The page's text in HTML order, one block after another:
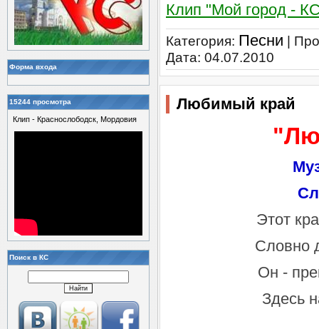
Форма входа
15244 просмотра
Клип - Краснослободск, Мордовия
Поиск в КС
Клип "Мой город -
Категория: Песни
Дата: 04.07.2010
Любимый край
Этот
Словно
Он -
Здесь